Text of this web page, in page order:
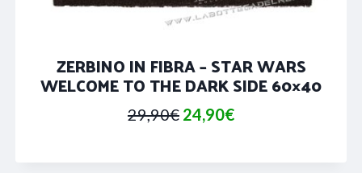
ZERBINO IN FIBRA – STAR WARS
WELCOME TO THE DARK SIDE 60×40
29,90€ Il
24,90€Il